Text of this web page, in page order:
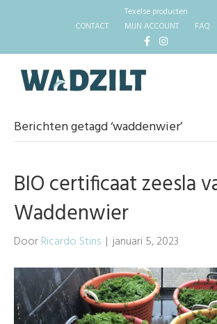
Texelse producten
CONTACT
MIJN ACCOUNT FAQ
FacebookInstagram
Berichten getagd ‘waddenwier’
BIO certificaat zeesla
Waddenwier
DoorRicardo Stins | januari 5, 2023